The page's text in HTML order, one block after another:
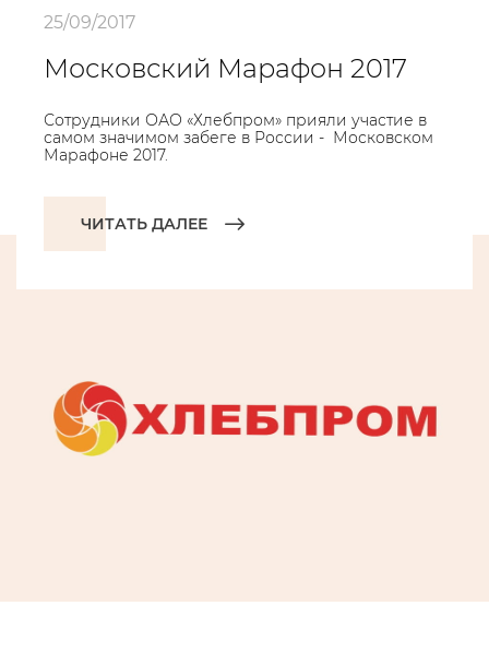
25/09/2017
Московский Марафон 2017
Сотрудники ОАО «Хлебпром» прияли участие в
самом значимом забеге в России - Московском
Марафоне 2017.
ЧИТАТЬ ДАЛЕЕ